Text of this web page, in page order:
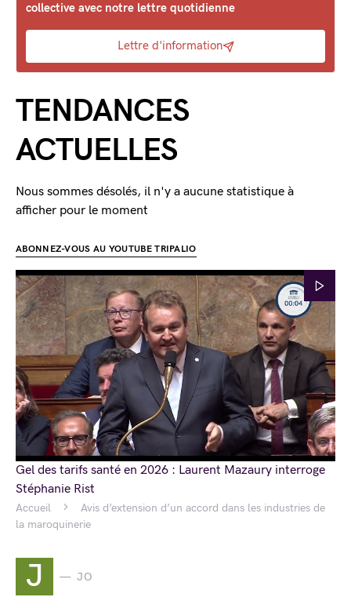
Accueil
Avis d’extension d’un accord dans les industries de
la maroquinerie
J JO
collective avec notre lettre quotidienne
Lettre d'information
TENDANCES
ACTUELLES
Nous sommes désolés, il n'y a aucune statistique à
afficher pour le moment
ABONNEZ-VOUS AU YOUTUBE TRIPALIO
Gel des tarifs santé en 2026 : Laurent Mazaury interroge
Stéphanie Rist